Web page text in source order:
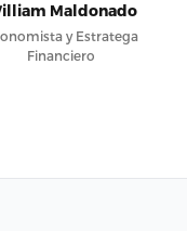
Maldonado
y Estratega
Financiero